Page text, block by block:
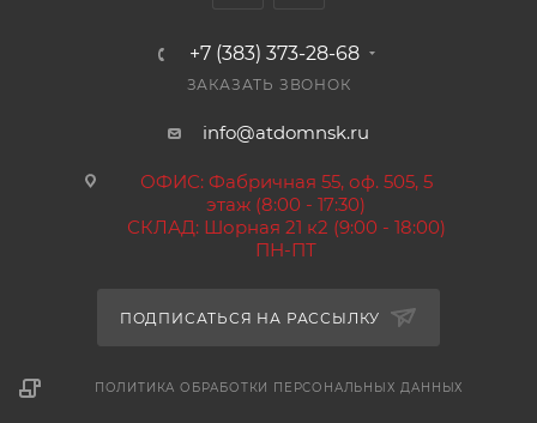
+7 (383) 373-28-68
ЗАКАЗАТЬ ЗВОНОК
info@atdomnsk.ru
ОФИС: Фабричная 55, оф. 505, 5
этаж (8:00 - 17:30)
СКЛАД: Шорная 21 к2 (9:00 - 18:00)
ПН-ПТ
ПОДПИСАТЬСЯ НА РАССЫЛКУ
ПОЛИТИКА ОБРАБОТКИ ПЕРСОНАЛЬНЫХ ДАННЫХ